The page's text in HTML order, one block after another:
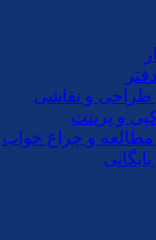
طراحی و نقاشی
و پرینت
و چراغ خواب